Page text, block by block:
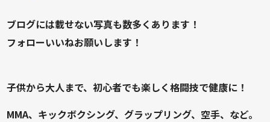
ブログには載せない写真も数多くあります！
フォローいいねお願いします！
子供から大人まで、初心者でも楽しく格闘技で健康に！
MMA、キックボクシング、グラップリング、空手、など。